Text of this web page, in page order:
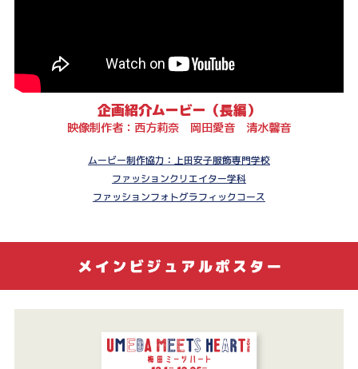
企画紹介ムービー（長編）
映像制作者：西方莉奈 岡田愛音 清水馨音
ムービー制作協力：上田安子服飾専門学校
ファッションクリエイター学科
ファッションフォトグラフィックコース